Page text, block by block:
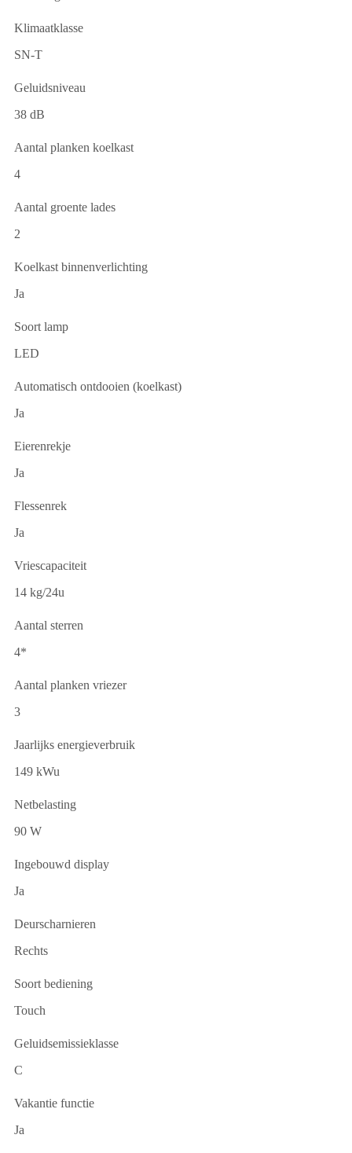
Klimaatklasse
SN-T
Geluidsniveau
38 dB
Aantal planken koelkast
4
Aantal groente lades
2
Koelkast binnenverlichting
Ja
Soort lamp
LED
Automatisch ontdooien (koelkast)
Ja
Eierenrekje
Ja
Flessenrek
Ja
Vriescapaciteit
14 kg/24u
Aantal sterren
4*
Aantal planken vriezer
3
Jaarlijks energieverbruik
149 kWu
Netbelasting
90 W
Ingebouwd display
Ja
Deurscharnieren
Rechts
Soort bediening
Touch
Geluidsemissieklasse
C
Vakantie functie
Ja